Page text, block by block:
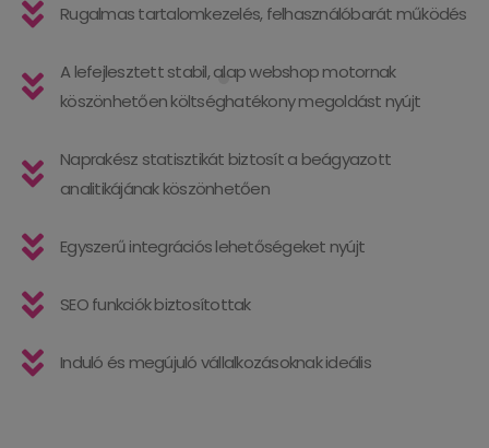
Rugalmas tartalomkezelés, felhasználóbarát működés
A lefejlesztett stabil, alap webshop motornak
köszönhetően költséghatékony megoldást nyújt
Naprakész statisztikát biztosít a beágyazott
analitikájának köszönhetően
Egyszerű integrációs lehetőségeket nyújt
SEO funkciók biztosítottak
Induló és megújuló vállalkozásoknak ideális